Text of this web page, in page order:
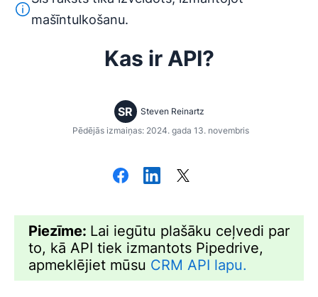
Sazināties ar atbalsta dienestu
Šis teksts ir tulkots no angļu valodas, izmantojot
mašīntulkošanu.
Kas ir API?
SR
Steven Reinartz
Pēdējās izmaiņas: 2024. gada 13. novembris
Piezīme: Lai iegūtu plašāku ceļvedi par
to, kā API tiek izmantots Pipedrive,
apmeklējiet mūsu CRM API lapu.